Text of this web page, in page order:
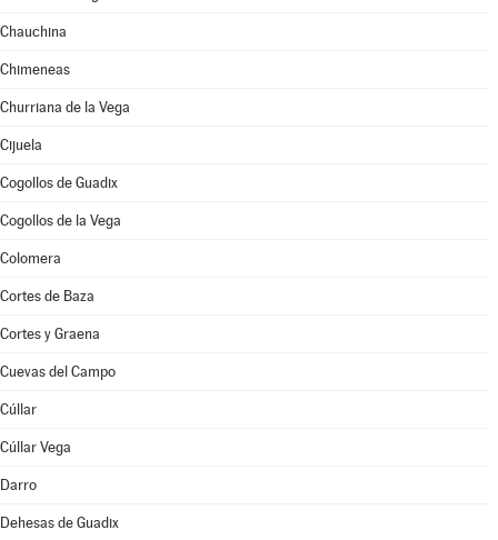
Chauchina
Chimeneas
Churriana de la Vega
Cijuela
Cogollos de Guadix
Cogollos de la Vega
Colomera
Cortes de Baza
Cortes y Graena
Cuevas del Campo
Cúllar
Cúllar Vega
Darro
Dehesas de Guadix